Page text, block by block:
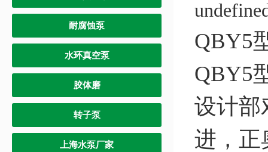
耐腐蚀泵
水环真空泵
胶体磨
转子泵
上海水泵厂家
QBY5
QBY5
设计部
进，正